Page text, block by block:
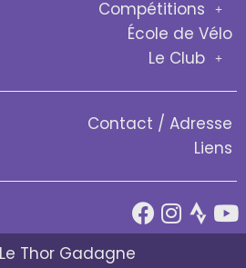
Compétitions
École de Vélo
Le Club
Contact / Adresse
Liens
Thor Gadagne